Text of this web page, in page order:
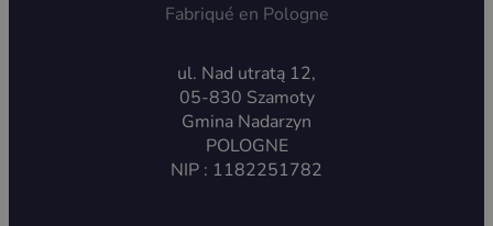
Fabriqué en Pologne
ul. Nad utratą 12,
05-830 Szamoty
Gmina Nadarzyn
POLOGNE
NIP : 1182251782